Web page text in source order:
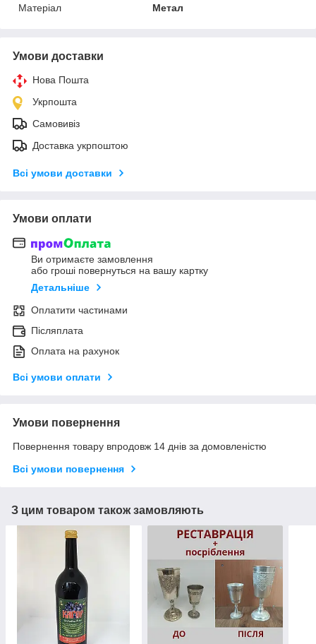
Матеріал
Метал
Умови доставки
Нова Пошта
Укрпошта
Самовивіз
Доставка укрпоштою
Всі умови доставки
Умови оплати
Ви отримаєте замовлення
або гроші повернуться на вашу картку
Детальніше
Оплатити частинами
Післяплата
Оплата на рахунок
Всі умови оплати
Умови повернення
Повернення товару впродовж 14 днів за домовленістю
Всі умови повернення
З цим товаром також замовляють